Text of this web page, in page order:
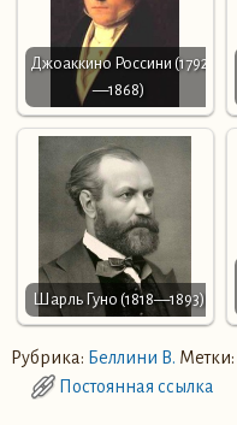
Джоаккино Россини (1792
—1868)
Шарль Гуно (1818—1893)
Рубрика: Беллини В. Метки:
Постоянная ссылка